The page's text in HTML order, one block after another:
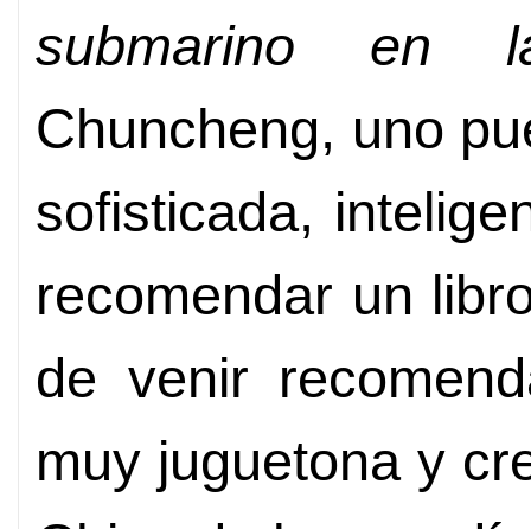
submarino en
Chuncheng, uno
sofisticada,
recomendar un
de venir
muy juguetona y